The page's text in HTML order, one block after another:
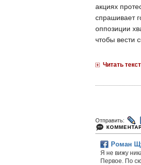
акциях
спрашивает
оппозиции
чтобы вести
Читать
Отправить:
Роман
Я не вижу
Первое. По